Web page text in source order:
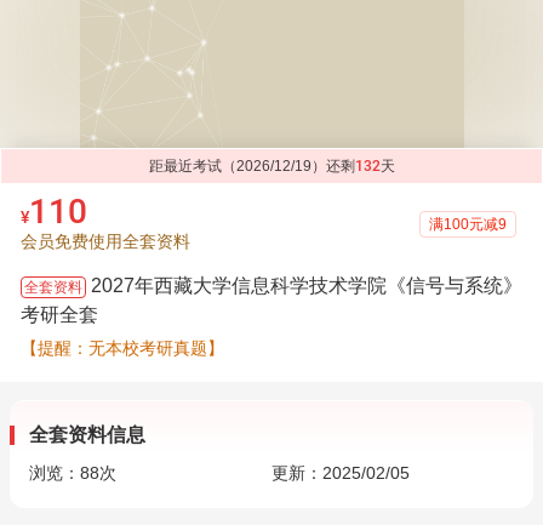
距最近考试（2026/12/19）还剩 132天
¥110
会员免费使用全套资料
满100元减9
全套资料 2027年西藏大学信息科学技术学院《信号与系统》
考研全套
【提醒：无本校考研真题】
全套资料信息
浏览： 88次 更新：2025/02/05